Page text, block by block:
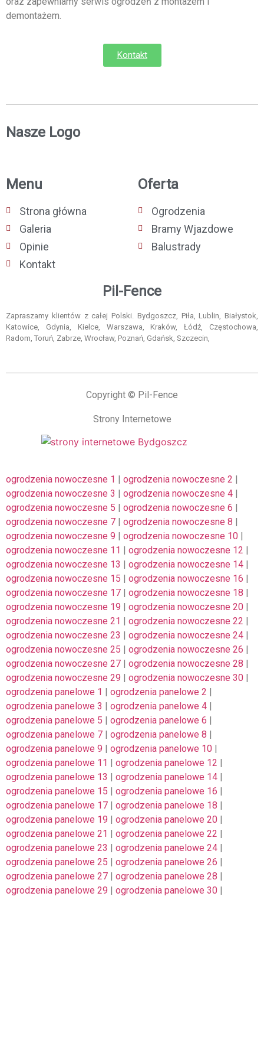
demontażem.
Kontakt
Nasze Logo
Menu
Strona główna
Galeria
Opinie
Kontakt
Oferta
Ogrodzenia
Bramy Wjazdowe
Balustrady
Pil-Fence
Zapraszamy klientów z całej Polski. Bydgoszcz, Piła, Lublin, Białystok,
Katowice, Gdynia, Kielce, Warszawa, Kraków, Łódź, Częstochowa,
Radom, Toruń, Zabrze, Wrocław, Poznań, Gdańsk, Szczecin,
Copyright © Pil-Fence
Strony Internetowe
ogrodzenia nowoczesne 1 | ogrodzenia nowoczesne 2 |
ogrodzenia nowoczesne 3 | ogrodzenia nowoczesne 4 |
ogrodzenia nowoczesne 5 | ogrodzenia nowoczesne 6 |
ogrodzenia nowoczesne 7 | ogrodzenia nowoczesne 8 |
ogrodzenia nowoczesne 9 | ogrodzenia nowoczesne 10 |
ogrodzenia nowoczesne 11 | ogrodzenia nowoczesne 12 |
ogrodzenia nowoczesne 13 | ogrodzenia nowoczesne 14 |
ogrodzenia nowoczesne 15 | ogrodzenia nowoczesne 16 |
ogrodzenia nowoczesne 17 | ogrodzenia nowoczesne 18 |
ogrodzenia nowoczesne 19 | ogrodzenia nowoczesne 20 |
ogrodzenia nowoczesne 21 | ogrodzenia nowoczesne 22 |
ogrodzenia nowoczesne 23 | ogrodzenia nowoczesne 24 |
ogrodzenia nowoczesne 25 | ogrodzenia nowoczesne 26 |
ogrodzenia nowoczesne 27 | ogrodzenia nowoczesne 28 |
ogrodzenia nowoczesne 29 | ogrodzenia nowoczesne 30 |
ogrodzenia panelowe 1 | ogrodzenia panelowe 2 |
ogrodzenia panelowe 3 | ogrodzenia panelowe 4 |
ogrodzenia panelowe 5 | ogrodzenia panelowe 6 |
ogrodzenia panelowe 7 | ogrodzenia panelowe 8 |
ogrodzenia panelowe 9 | ogrodzenia panelowe 10 |
ogrodzenia panelowe 11 | ogrodzenia panelowe 12 |
ogrodzenia panelowe 13 | ogrodzenia panelowe 14 |
ogrodzenia panelowe 15 | ogrodzenia panelowe 16 |
ogrodzenia panelowe 17 | ogrodzenia panelowe 18 |
ogrodzenia panelowe 19 | ogrodzenia panelowe 20 |
ogrodzenia panelowe 21 | ogrodzenia panelowe 22 |
ogrodzenia panelowe 23 | ogrodzenia panelowe 24 |
ogrodzenia panelowe 25 | ogrodzenia panelowe 26 |
ogrodzenia panelowe 27 | ogrodzenia panelowe 28 |
ogrodzenia panelowe 29 | ogrodzenia panelowe 30 |